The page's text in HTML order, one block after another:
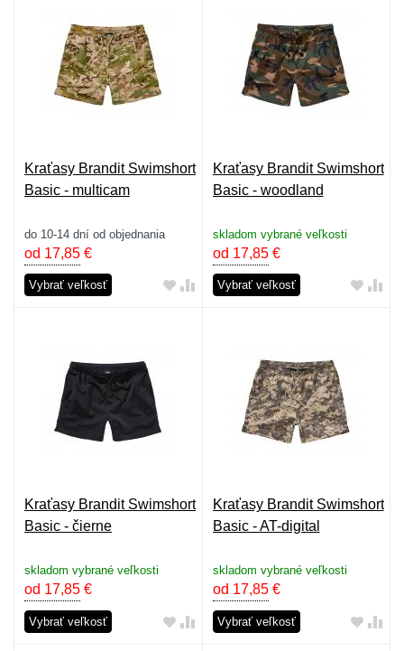
Kraťasy Brandit Swimshort
Basic - multicam
do 10-14 dní od objednania
od 17,85 €
Vybrať veľkosť
Kraťasy Brandit Swimshort
Basic - woodland
skladom vybrané veľkosti
od 17,85€
Vybrať veľkosť
Kraťasy Brandit Swimshort
Basic - čierne
skladom vybrané veľkosti
od 17,85 €
Vybrať veľkosť
Kraťasy Brandit Swimshort
Basic - AT-digital
skladom vybrané veľkosti
od 17,85€
Vybrať veľkosť